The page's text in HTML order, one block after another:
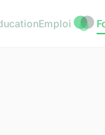
Emploi